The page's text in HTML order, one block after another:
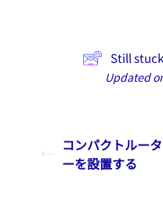
Still
Updated
コンパクトルータ
ーを設置する